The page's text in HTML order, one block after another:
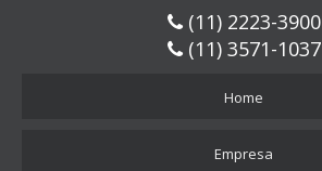
PERFIL DE CHAPA DOBRADA(11) 2223-3900
(11) 3571-1037
Home
Empresa